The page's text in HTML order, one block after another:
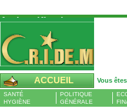
Authentification
Pour S'authentifier veuillez fournir
Pseudo et Mot de passer et
connecter
Pseudo
Mot de passe
ACCUEIL Vous
Liste des membres en
ACTIVIOBSERVAT
SANTÉ
HYGIÈNE
POLITIQUE
GÉNÉRALE